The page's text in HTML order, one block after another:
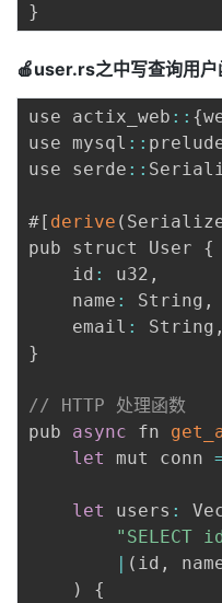
}
🍎user.rs之中写查询用户
use actix_web : : {
use mysql : :
use serde : :
# [ derive (
pub struct User {
    id
: u32 ,
    name
: String ,
    email
: String ,
}
// HTTP 处理函数
pub async fn
let
mut conn
let users :
"SELECT
( id ,
)
{